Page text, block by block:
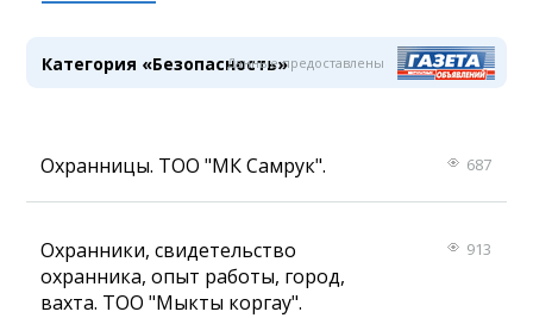
Категория «Безопасность»Данные предоставлены
Охранницы. ТОО "МК Самрук". 687
Охранники, свидетельство
охранника, опыт работы, город,
вахта. ТОО "Мыкты коргау".
913